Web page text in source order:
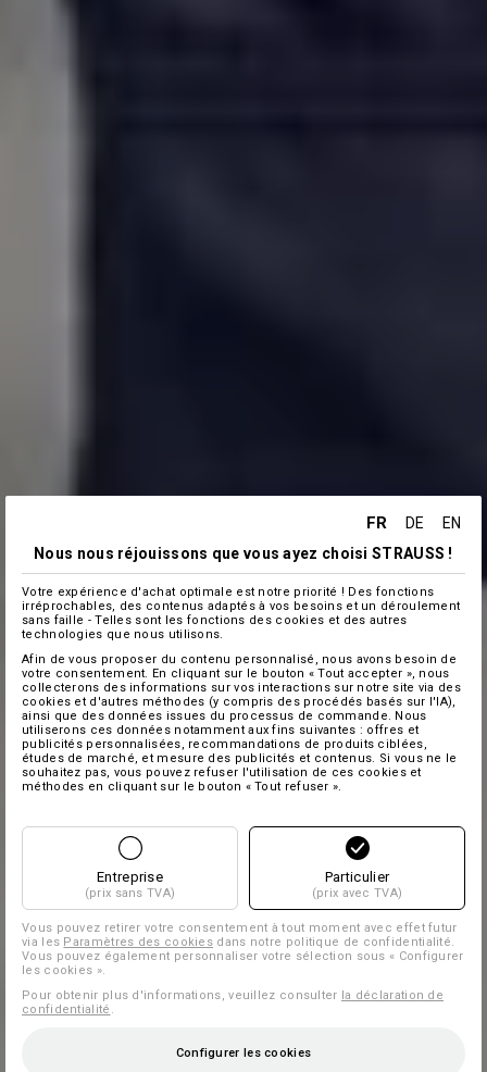
FR DE
EN
Nous nous réjouissons que vous ayez choisi STRAUSS !
Votre expérience d'achat optimale est notre priorité ! Des fonctions
irréprochables, des contenus adaptés à vos besoins et un déroulement
sans faille - Telles sont les fonctions des cookies et des autres
technologies que nous utilisons.
Afin de vous proposer du contenu personnalisé, nous avons besoin de
votre consentement. En cliquant sur le bouton « Tout accepter », nous
collecterons des informations sur vos interactions sur notre site via des
cookies et d'autres méthodes (y compris des procédés basés sur l'IA),
ainsi que des données issues du processus de commande. Nous
utiliserons ces données notamment aux fins suivantes : offres et
publicités personnalisées, recommandations de produits ciblées,
études de marché, et mesure des publicités et contenus. Si vous ne le
souhaitez pas, vous pouvez refuser l'utilisation de ces cookies et
méthodes en cliquant sur le bouton « Tout refuser ».
Entreprise
(prix sans TVA)
Particulier
(prix avec TVA)
Vous pouvez retirer votre consentement à tout moment avec effet futur
via les Paramètres des cookies dans notre politique de confidentialité.
Vous pouvez également personnaliser votre sélection sous « Configurer
les cookies ».
Pour obtenir plus d'informations, veuillez consulter la déclaration de
confidentialité
Configurer les cookies